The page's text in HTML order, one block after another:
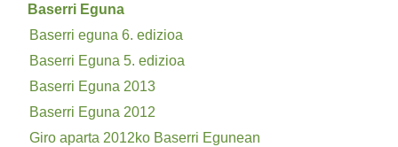
Baserri Eguna
Baserri eguna 6. edizioa
Baserri Eguna 5. edizioa
Baserri Eguna 2013
Baserri Eguna 2012
Giro aparta 2012ko Baserri Egunean